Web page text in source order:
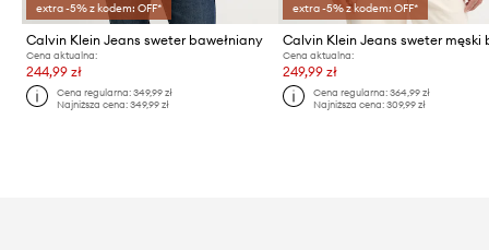
extra -5% z kodem: OFF*
Calvin Klein Jeans sweter bawełniany
Cena aktualna:
244,99 zł
Cena regularna:349,99 zł
Najniższa cena:349,99 zł
extra -5% z kodem: OFF*
Cena aktualna:
249,99 zł
Cena regularna: 364,99 zł
Najniższa cena: 309,99 zł